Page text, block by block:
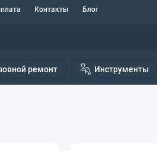
Контакты Блог
ремонт Инструменты